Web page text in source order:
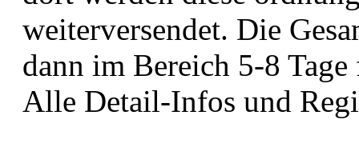
weiterversendet. Die
dann im Bereich 5-8
Alle Detail-Infos und